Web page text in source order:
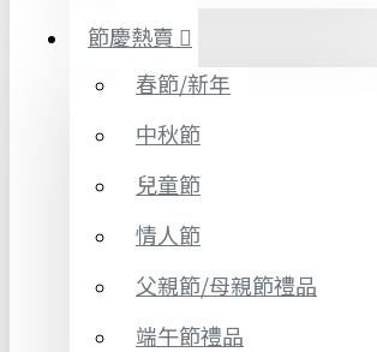
節慶熱賣
春節/新年
中秋節
兒童節
情人節
父親節/母親節禮品
端午節禮品